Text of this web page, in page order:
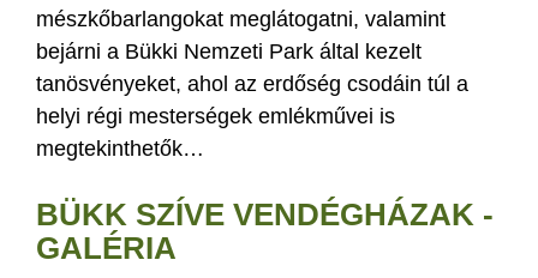
mészkőbarlangokat meglátogatni, valamint
bejárni a Bükki Nemzeti Park által kezelt
tanösvényeket, ahol az erdőség csodáin túl a
helyi régi mesterségek emlékművei is
megtekinthetők…
BÜKK SZÍVE VENDÉGHÁZAK -
GALÉRIA